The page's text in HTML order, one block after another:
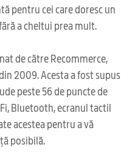
pentru cei care doresc un
a cheltui prea mult.
de către Recommerce,
2009. Acesta a fost supus
peste 56 de puncte de
Bluetooth, ecranul tactil
acestea pentru a vă
posibilă.